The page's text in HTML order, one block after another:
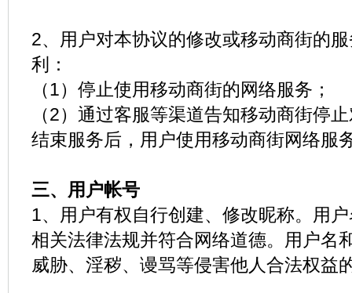
2、用户对本协议的修改或移动商街的
利：
（1）停止使用移动商街的网络服务；
（2）通过客服等渠道告知移动商街停
结束服务后，用户使用移动商街网络服
三、用户帐号
1、用户有权自行创建、修改昵称。用
相关法律法规并符合网络道德。用户名
威胁、淫秽、谩骂等侵害他人合法权益